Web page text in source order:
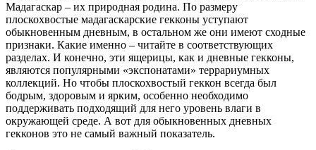
Мадагаскар – их природная родина. По размеру
плоскохвостые мадагаскарские гекконы уступают
обыкновенным дневным, в остальном же они имеют сходные
признаки. Какие именно – читайте в соответствующих
разделах. И конечно, эти ящерицы, как и дневные гекконы,
являются популярными «экспонатами» террариумных
коллекций. Но чтобы плоскохвостый геккон всегда был
бодрым, здоровым и ярким, особенно необходимо
поддерживать подходящий для него уровень влаги в
окружающей среде. А вот для обыкновенных дневных
гекконов это не самый важный показатель.